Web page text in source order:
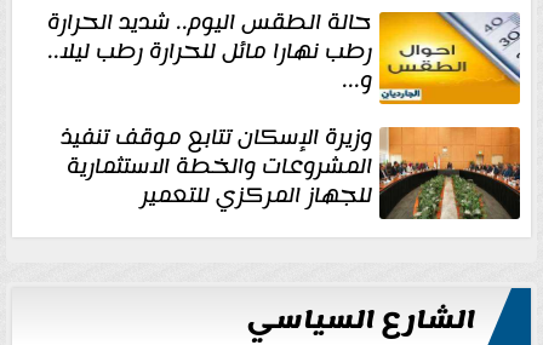
حالة الطقس اليوم.. شديد الحرارة
رطب نهارا مائل للحرارة رطب ليلا..
و...
وزيرة الإسكان تتابع موقف تنفيذ
المشروعات والخطة الاستثمارية
للجهاز المركزي للتعمير
الشارع السياسي